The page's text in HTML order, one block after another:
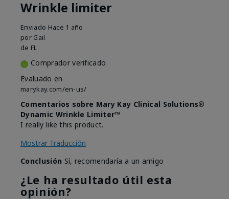
Wrinkle limiter
Enviado Hace 1 año
por Gail
de FL
Comprador verificado
Evaluado en
marykay.com/en-us/
Comentarios sobre Mary Kay Clinical Solutions®
Dynamic Wrinkle Limiter™
I really like this product.
Mostrar Traducción
Conclusión Sí, recomendaría a un amigo
¿Le ha resultado útil esta
opinión?